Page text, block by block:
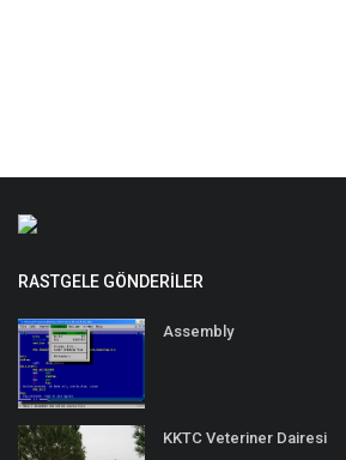
RASTGELE GÖNDERILER
Assembly
KKTC Veteriner Dairesi